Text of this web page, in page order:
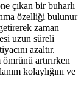
çıkan bir buharlı
özelliği bulunur
zaman
uzun süreli
azaltır.
artırırken
kolaylığını ve